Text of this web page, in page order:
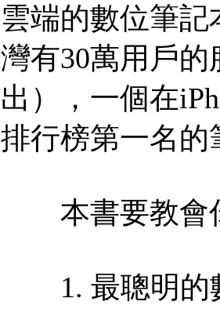
雲端的數位筆記
灣有30萬用戶的
出），一個在
排行榜第一名的
本書要教會
1. 最聰明的